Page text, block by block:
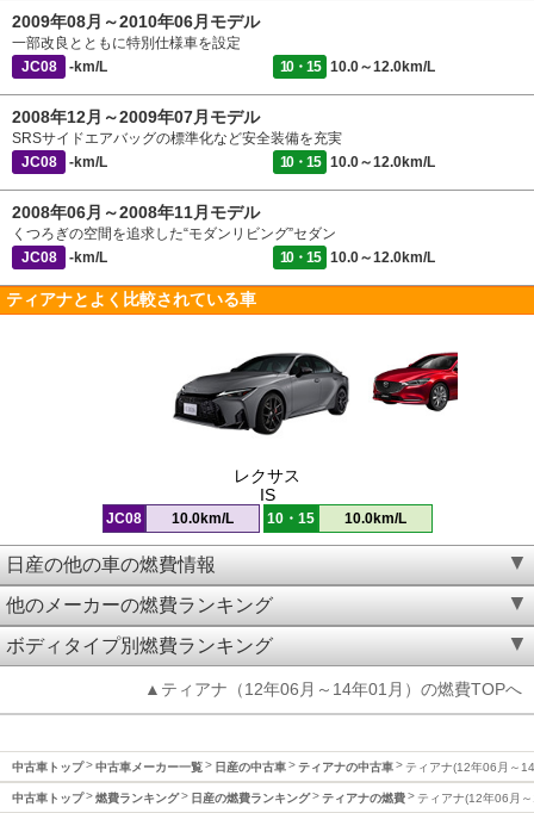
2009年08月～2010年06月モデル
一部改良とともに特別仕様車を設定
JC08
-km/L 10・15 10.0～12.0km/L
2008年12月～2009年07月モデル
SRSサイドエアバッグの標準化など安全装備を充実
JC08
-km/L 10・15 10.0～12.0km/L
2008年06月～2008年11月モデル
くつろぎの空間を追求した“モダンリビング”セダン
JC08
-km/L 10・15 10.0～12.0km/L
ティアナとよく比較されている車
レクサス
IS
JC08 10.0km/L 10・15 10.0km/L
日産の他の車の燃費情報
他のメーカーの燃費ランキング
ボディタイプ別燃費ランキング
▲ティアナ（12年06月～14年01月）の燃費TOPへ
中古車トップ 中古車メーカー一覧 日産の中古車 ティアナの中古車 ティアナ(12年06月～
中古車トップ 燃費ランキング 日産の燃費ランキング ティアナの燃費 ティアナ(12年06月